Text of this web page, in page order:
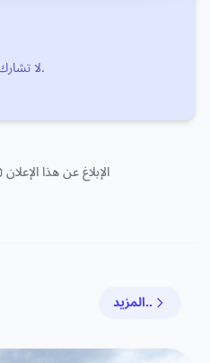
لا تشارك التفاصيل المالية الشخصية.
الإبلاغ عن هذا الإعلان
المزيد..